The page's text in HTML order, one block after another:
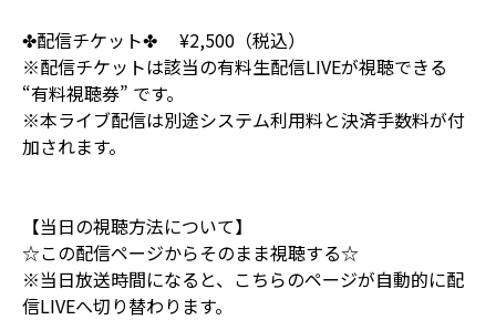
✤配信チケット✤ ¥2,500（税込）
※配信チケットは該当の有料生配信LIVEが視聴できる
“有料視聴券” です。
※本ライブ配信は別途システム利用料と決済手数料が付
加されます。
【当日の視聴方法について】
☆この配信ページからそのまま視聴する☆
※当日放送時間になると、こちらのページが自動的に配
信LIVEへ切り替わります。